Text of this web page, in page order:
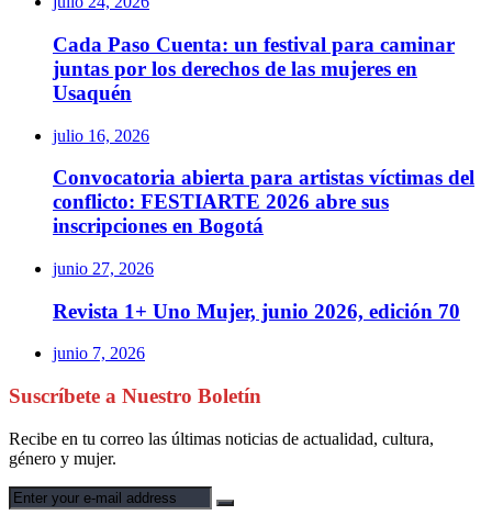
Cada Paso Cuenta: un festival para caminar
juntas por los derechos de las mujeres en
Usaquén
julio 16, 2026
Convocatoria abierta para artistas víctimas del
conflicto: FESTIARTE 2026 abre sus
inscripciones en Bogotá
junio 27, 2026
Revista 1+ Uno Mujer, junio 2026, edición 70
junio 7, 2026
Suscríbete a Nuestro Boletín
Recibe en tu correo las últimas noticias de actualidad, cultura,
género y mujer.